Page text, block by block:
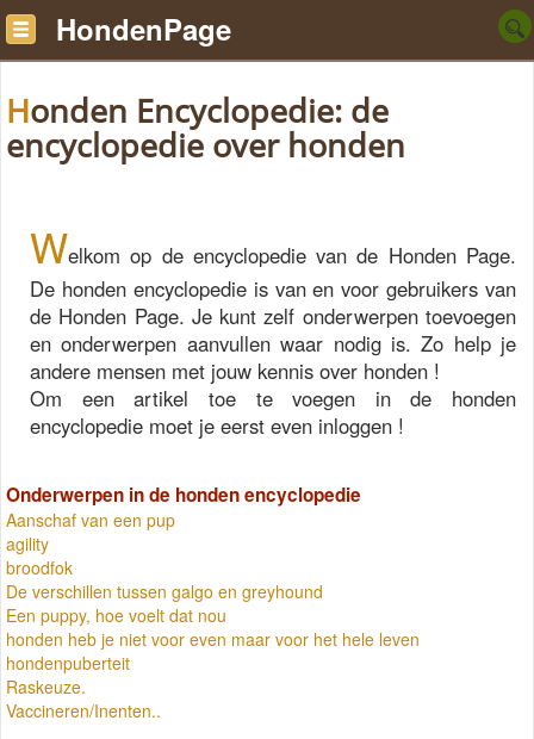
HondenPage
Honden Encyclopedie: de
encyclopedie over honden
Welkom op de encyclopedie van de Honden Page.
De honden encyclopedie is van en voor gebruikers van
de Honden Page. Je kunt zelf onderwerpen toevoegen
en onderwerpen aanvullen waar nodig is. Zo help je
andere mensen met jouw kennis over honden !
Om een artikel toe te voegen in de honden
encyclopedie moet je eerst even inloggen !
Onderwerpen in de honden encyclopedie
Aanschaf van een pup
agility
broodfok
De verschillen tussen galgo en greyhound
Een puppy, hoe voelt dat nou
honden heb je niet voor even maar voor het hele leven
hondenpuberteit
Raskeuze.
Vaccineren/Inenten..